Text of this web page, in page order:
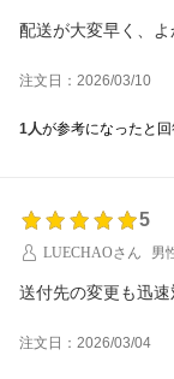
配送が大変早く、よ
注文日：2026/03/10
1人が参考になったと
5
LUECHAOさん
男
送付先の変更も迅速
注文日：2026/03/04